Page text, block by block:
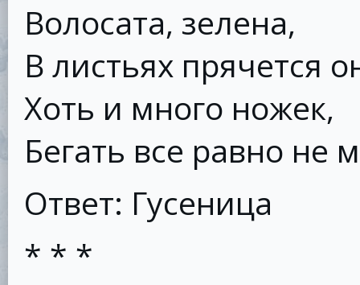
Волосата, зелена,
В листьях прячется
Хоть и много ножек,
Бегать все равно не
Ответ: Гусеница
* * *